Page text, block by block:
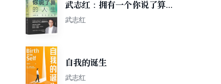
武志红：拥有一个你说了算的
人生·活出自我篇
武志红
自我的诞生
武志红